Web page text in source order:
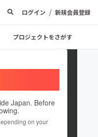
ログイン / 新規会員登録
プロジェクトをさがす
Japan. Before
on your
Sprout